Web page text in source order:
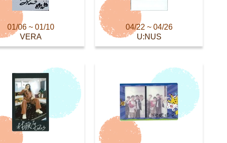
01/06 ~ 01/10
VERA
04/22 ~ 04/26
U:NUS